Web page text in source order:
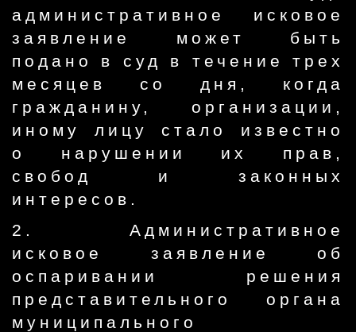
административное исковое
заявление может быть
подано в суд в течение трех
месяцев со дня, когда
гражданину, организации,
иному лицу стало известно
о нарушении их прав,
свобод и законных
интересов.
2. Административное
исковое заявление об
оспаривании решения
представительного органа
муниципального